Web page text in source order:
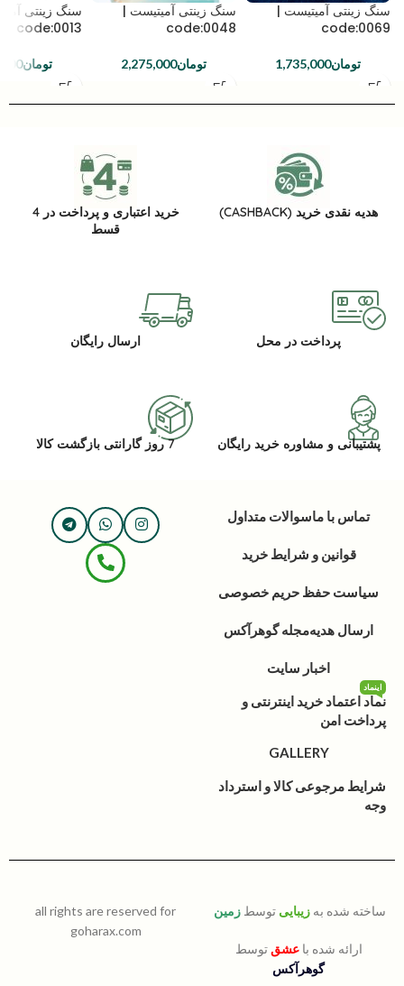
سنگ زینتی آمیتیست |
code:0069
تومان1,735,000
سنگ زینتی آمیتیست |
code:0048
تومان2,275,000
سنگ زینتی
code:0013
تومان
هدیه نقدی خرید (CASHBACK)
خرید اعتباری و پرداخت در 4
قسط
پرداخت در محل ارسال رایگان
پشتیبانی و مشاوره خرید رایگان 7 روز گارانتی بازگشت کالا
تماس با ماسوالات متداول
قوانین و شرایط خرید
سیاست حفظ حریم خصوصی
ارسال هدیهمجله گوهرآکس
اخبار سایت
نماد اعتماد خرید اینترنتی و
پرداخت امن
اینماد
GALLERY
شرایط مرجوعی کالا و استرداد
وجه
ساخته شده به زیبایی توسط زمین
ارائه شده باعشق توسط
گوهرآکس
all rights are reserved for
goharax.com